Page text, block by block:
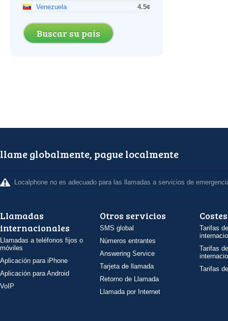
Venezuela
4.5¢
Buscar su país
llame globalmente, pague localmente
Localphone no es adecuado para las llamadas a servicios de
Llamadas
internacionales
Llamadas a teléfonos fijos o
móviles
Aplicación para iPhone
Aplicación para Android
VoIP
Otros servicios
SMS global
Números entrantes
Answering Service
Tarjeta de llamada
Retorno de Llamada
Llamada por Internet
Costes
Tarifas
Tarifas
Tarifas